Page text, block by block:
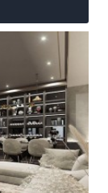
vòng tròn.